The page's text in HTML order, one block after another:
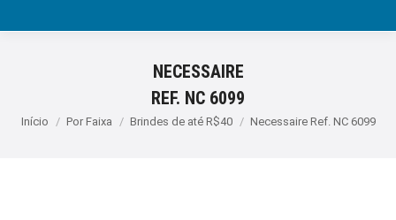
NECESSAIRE
REF. NC 6099
Você está aqui:
Início Por Faixa Brindes de até R$40 Necessaire Ref. NC 6099